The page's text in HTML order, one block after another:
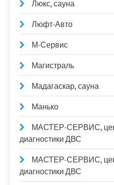
Люкс, сауна
Люфт-Авто
М-Сервис
Магистраль
Мадагаскар, сауна
Манько
МАСТЕР-СЕРВИС,
диагностики ДВС
МАСТЕР-СЕРВИС,
диагностики ДВС